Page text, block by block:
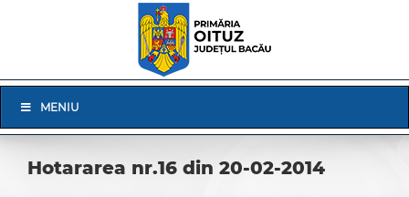
Navigation
MENIU
Hotararea nr.16 din 20-02-2014